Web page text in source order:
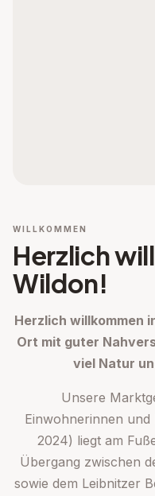
WILLKOMMEN
Herzlich
Wildon!
Herzlich willkommen
Ort mit guter
viel Natur
Unsere
Einwohnerinnen
2024) liegt am
Übergang zwischen
sowie dem Leibnitzer